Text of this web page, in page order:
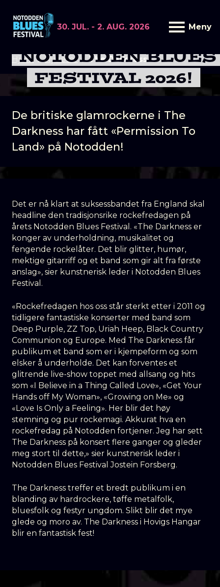
30. JUL. - 2. AUG. 2026 Meny
Hjem Nyheter The Darkness
THE DARKNESS TIL
NOTODDEN BLUES
FESTIVAL 2026!
De britiske glamrockerne i The
Darkness har fått «Permission To
Land» på Notodden!
Det er nå klart at suksessbandet fra England skal
headline den tradisjonsrike rockefredagen på
årets Notodden Blues Festival. «The Darkness er
konger av underholdning, musikalitet og
fengende rockelåter. Det blir glitter, humør,
mektige gitarriff og et band som gir alt fra første
anslag», sier kunstnerisk leder i Notodden Blues
Festival.
«Rockefredagen hos oss står sterkt etter i 2011 og
tidligere fantastiske konserter med band som
Deep Purple, ZZ Top, Uriah Heep, Black Country
Communion og Europe. Med The Darkness får
publikum et band som er i kjempeform og som
elsker å underholde. Det kan forventes et
glitrende live-show toppet med allsang og hits
som «I Believe in a Thing Called Love», «Get Your
Hands off My Woman», «Growing on Me» og
«Love Is Only a Feeling». Her blir det høy
stemning og pur rockemagi. Akkurat hva en
rockefredag på Notodden fortjener. Jeg har sett
The Darkness på konsert flere ganger og gleder
meg stort til dette,» sier kunstnerisk leder i
Notodden Blues Festival Jostein Forsberg.
The Darkness treffer et bredt publikum i en
blanding av hardrockere, tøffe metalfolk,
bluesfolk og festyr ungdom. Slikt blir det mye
glede og moro av. The Darkness i Hovigs Hangar
blir en fantastisk fest!